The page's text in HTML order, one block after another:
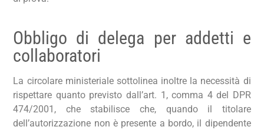
Obbligo di delega per addetti e
collaboratori
La circolare ministeriale sottolinea inoltre la necessità di
rispettare quanto previsto dall’art. 1, comma 4 del DPR
474/2001, che stabilisce che, quando il titolare
dell’autorizzazione non è presente a bordo, il dipendente